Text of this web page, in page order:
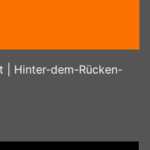
Hinter-dem-Rücken-